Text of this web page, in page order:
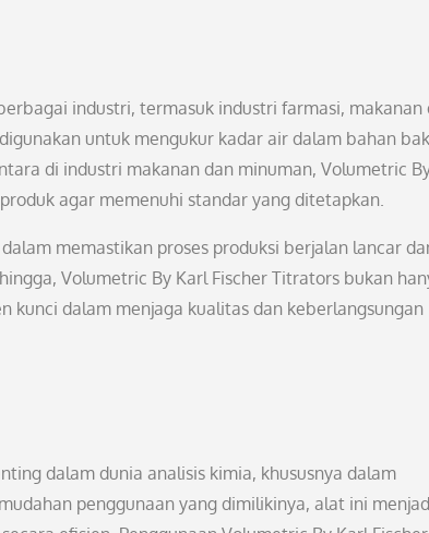
industri, termasuk industri farmasi, makanan
untuk mengukur kadar air dalam bahan
di industri makanan dan minuman, Volumetric
agar memenuhi standar yang ditetapkan.
memastikan proses produksi berjalan lancar
Volumetric By Karl Fischer Titrators bukan
kunci dalam menjaga kualitas dan keberlangsungan
dalam dunia analisis kimia, khususnya dalam
penggunaan yang dimilikinya, alat ini